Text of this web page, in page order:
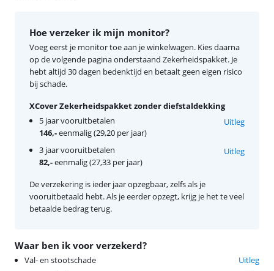
Waar ben ik voor verzekerd?
Val- en stootschade
Uitleg
Hoe verzeker ik mijn monitor?
Voeg eerst je monitor toe aan je winkelwagen. Kies daarna
op de volgende pagina onderstaand Zekerheidspakket. Je
hebt altijd 30 dagen bedenktijd en betaalt geen eigen risico
bij schade.
XCover Zekerheidspakket zonder diefstaldekking
5 jaar vooruitbetalen
146,-eenmalig (29,20 per jaar)
Uitleg
3 jaar vooruitbetalen
82,-eenmalig (27,33 per jaar)
Uitleg
De verzekering is ieder jaar opzegbaar, zelfs als je
vooruitbetaald hebt. Als je eerder opzegt, krijg je het te veel
betaalde bedrag terug.